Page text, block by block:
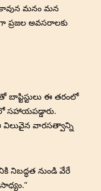
కావున మనం మన
ప్రజల అవసరాలకు
ఈ తరంలో
సహాయపడ్డారు.
విలువైన వారసత్వాన్ని
నిబద్ధత నుండి వేరే